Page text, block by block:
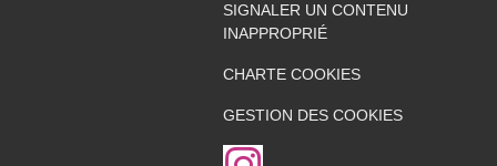
SIGNALER UN CONTENU
INAPPROPRIÉ
CHARTE COOKIES
GESTION DES COOKIES